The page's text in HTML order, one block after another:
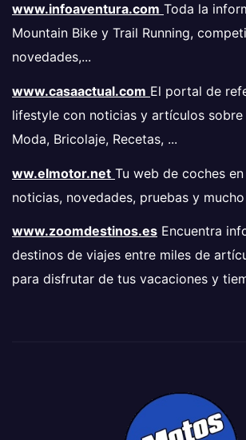
www.infoaventura.com Toda la
Mountain Bike y Trail Running,
novedades,...
www.casaactual.com El portal de
lifestyle con noticias y artículos sobre
Moda, Bricolaje, Recetas, ...
ww.elmotor.net Tu web de coches
noticias, novedades, pruebas y mucho
www.zoomdestinos.es Encuentra
destinos de viajes entre miles de
para disfrutar de tus vacaciones y